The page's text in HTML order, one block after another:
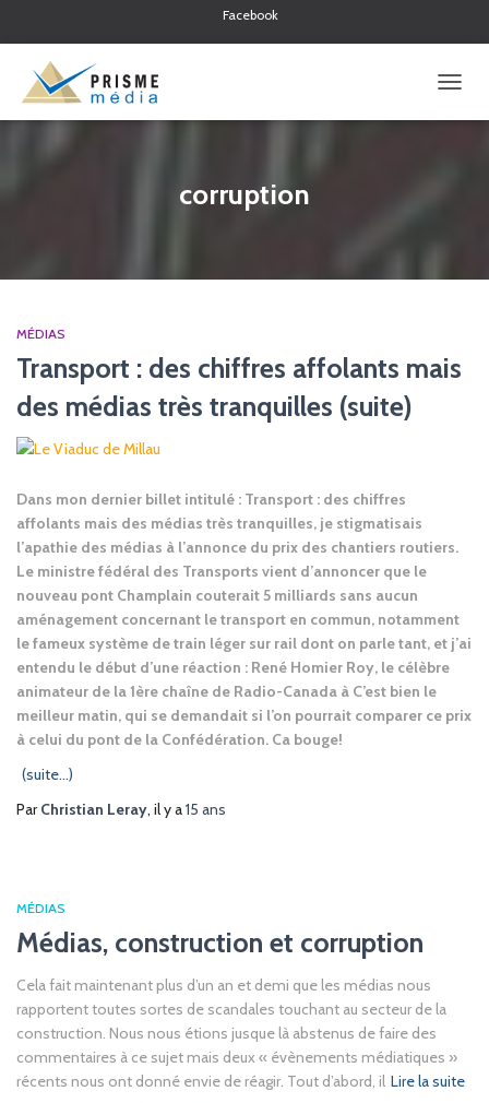
Facebook
LA
corruption
MÉDIAS
Transport : des chiffres affolants mais
des médias très tranquilles (suite)
Dans mon dernier billet intitulé : Transport : des chiffres
affolants mais des médias très tranquilles, je stigmatisais
l’apathie des médias à l’annonce du prix des chantiers routiers.
Le ministre fédéral des Transports vient d’annoncer que le
nouveau pont Champlain couterait 5 milliards sans aucun
aménagement concernant le transport en commun, notamment
le fameux système de train léger sur rail dont on parle tant, et j’ai
entendu le début d’une réaction : René Homier Roy, le célèbre
animateur de la 1ère chaîne de Radio-Canada à C’est bien le
meilleur matin, qui se demandait si l’on pourrait comparer ce prix
à celui du pont de la Confédération. Ca bouge!
(suite…)
ParChristian Leray, il y a15 ans
MÉDIAS
Médias, construction et corruption
Cela fait maintenant plus d’un an et demi que les médias nous
rapportent toutes sortes de scandales touchant au secteur de la
construction. Nous nous étions jusque là abstenus de faire des
commentaires à ce sujet mais deux « évènements médiatiques »
récents nous ont donné envie de réagir. Tout d’abord, il Lire la suite